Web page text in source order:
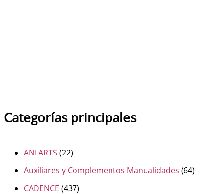
Categorías principales
ANI ARTS (22)
Auxiliares y Complementos Manualidades (64)
CADENCE (437)